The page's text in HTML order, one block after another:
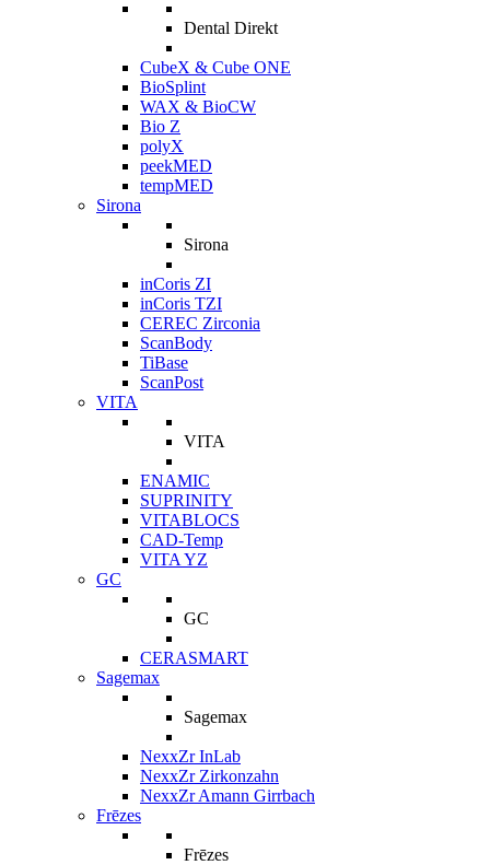
Dental Direkt
CubeX & Cube ONE
BioSplint
WAX & BioCW
Bio Z
polyX
peekMED
tempMED
Sirona
Sirona
inCoris ZI
inCoris TZI
CEREC Zirconia
ScanBody
TiBase
ScanPost
VITA
VITA
ENAMIC
SUPRINITY
VITABLOCS
CAD-Temp
VITA YZ
GC
GC
CERASMART
Sagemax
Sagemax
NexxZr InLab
NexxZr Zirkonzahn
NexxZr Amann Girrbach
Frēzes
Frēzes